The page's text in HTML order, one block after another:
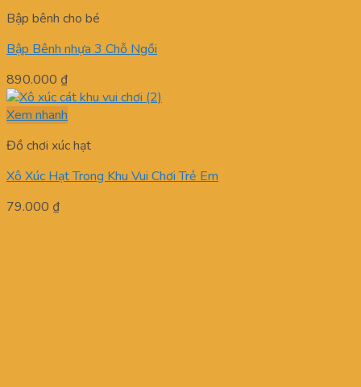
Bập bênh cho bé
Bập Bênh nhựa 3 Chỗ Ngồi
890.000 ₫
Xem nhanh
Đồ chơi xúc hạt
Xô Xúc Hạt Trong Khu Vui Chơi Trẻ Em
79.000 ₫